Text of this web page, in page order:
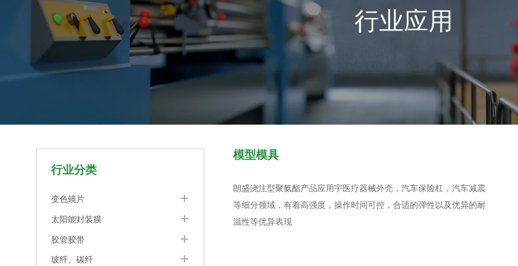
行业应用
行业分类
变色镜片
太阳能封装膜
胶管胶带
玻纤、碳纤
模型模具
朗盛浇注型聚氨酯产品应用宇医疗器械外壳，汽车保险杠，汽车减震
等细分领域，有着高强度，操作时间可控，合适的弹性以及优异的耐
温性等优异表现